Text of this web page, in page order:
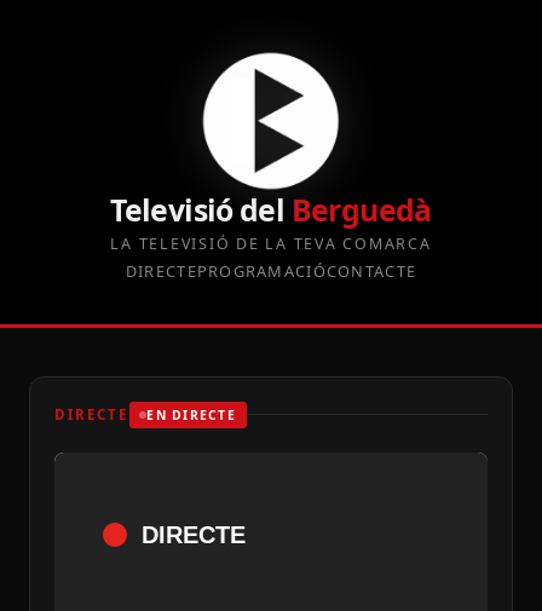
Televisió del Berguedà
LA TELEVISIÓ DE LA TEVA COMARCA
DIRECTEPROGRAMACIÓCONTACTE
DIRECTE EN DIRECTE
DIRECTE